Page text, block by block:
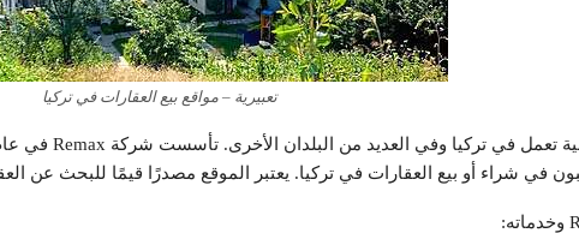
تعبيرية – مواقع بيع العقارات في تركيا
في شراء أو بيع العقارات في تركيا. يعتبر الموقع مصدرًا قيمًا للبحث عن